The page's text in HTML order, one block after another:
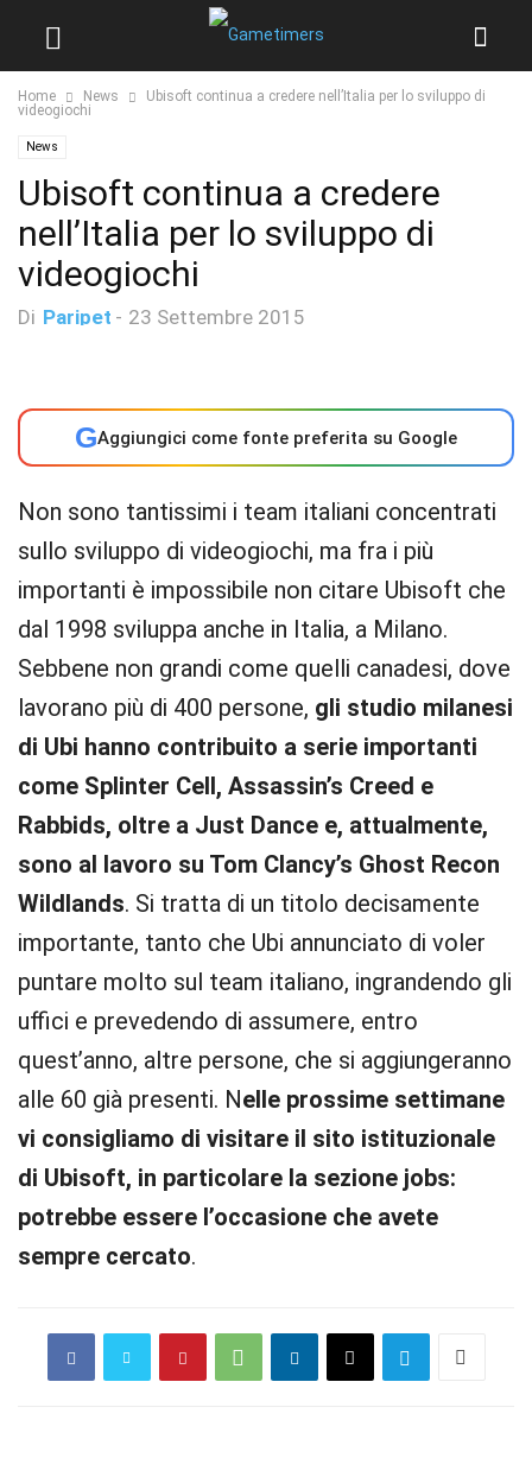
Home News
Ubisoft continua a credere nell’Italia per lo sviluppo di
videogiochi
News
Ubisoft continua a credere
nell’Italia per lo sviluppo di
videogiochi
Di Paripet - 23 Settembre 2015
GAggiungici come fonte preferita su Google
Non sono tantissimi i team italiani concentrati
sullo sviluppo di videogiochi, ma fra i più
importanti è impossibile non citare Ubisoft che
dal 1998 sviluppa anche in Italia, a Milano.
Sebbene non grandi come quelli canadesi, dove
lavorano più di 400 persone, gli studio milanesi
di Ubi hanno contribuito a serie importanti
come Splinter Cell, Assassin’s Creed e
Rabbids, oltre a Just Dance e, attualmente,
sono al lavoro su Tom Clancy’s Ghost Recon
Wildlands. Si tratta di un titolo decisamente
importante, tanto che Ubi annunciato di voler
puntare molto sul team italiano, ingrandendo gli
uffici e prevedendo di assumere, entro
quest’anno, altre persone, che si aggiungeranno
alle 60 già presenti. Nelle prossime settimane
vi consigliamo di visitare il sito istituzionale
di Ubisoft, in particolare la sezione jobs:
potrebbe essere l’occasione che avete
sempre cercato.